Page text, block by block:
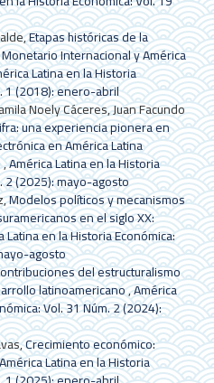
Etapas históricas de la
Internacional y América
Latina en la Historia
1 (2018): enero-abril
Noely Cáceres, Juan Facundo
una experiencia pionera en
en América Latina
,América Latina en la Historia
2 (2025): mayo-agosto
Modelos políticos y mecanismos
en el siglo XX:
Latina en la Historia Económica:
agosto
del estructuralismo
latinoamericano,América
Vol. 31 Núm. 2 (2024):
Crecimiento económico:
América Latina en la Historia